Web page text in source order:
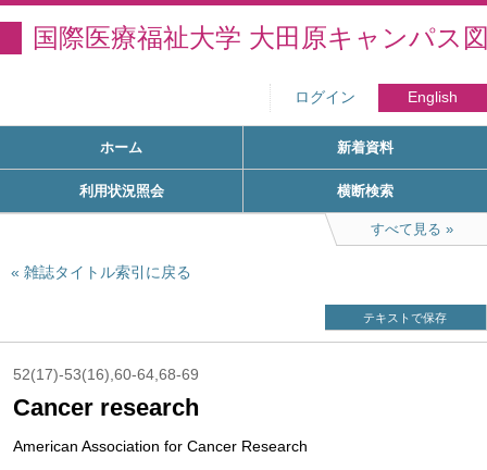
国際医療福祉大学 大田原キャンパス
ログイン English
ホーム 新着資料
利用状況照会 横断検索
すべて見る
雑誌タイトル索引に戻る
テキストで保存
52(17)-53(16),60-64,68-69
Cancer research
American Association for Cancer Research